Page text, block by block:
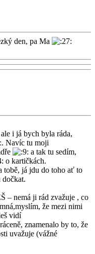
den, pa Ma
ale i já bych byla ráda,
. Navíc tu moji
a tak tu sedím,
o kartičkách.
tobě, já jdu do toho ať to
dočkat.
nemá ji rád zvažuje , co
že mezi nimi
vidí
znamenalo by to, že
uvažuje (vážné